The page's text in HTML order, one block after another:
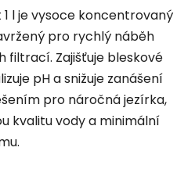
l je vysoce koncentrovaný
pro rychlý náběh
filtrací. Zajišťuje bleskové
pH a snižuje zanášení
pro náročná jezírka,
kvalitu vody a minimální